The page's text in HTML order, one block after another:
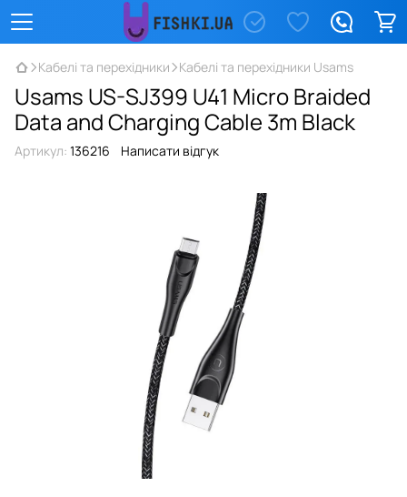
Кабелі та перехідники Кабелі та перехідники Usams
Usams US-SJ399 U41 Micro Braided
Data and Charging Cable 3m Black
Артикул: 136216 Написати відгук